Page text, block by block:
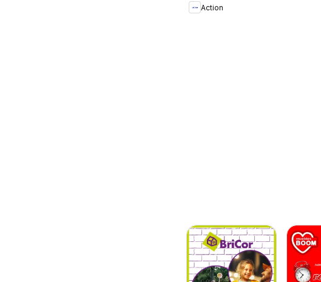
Action